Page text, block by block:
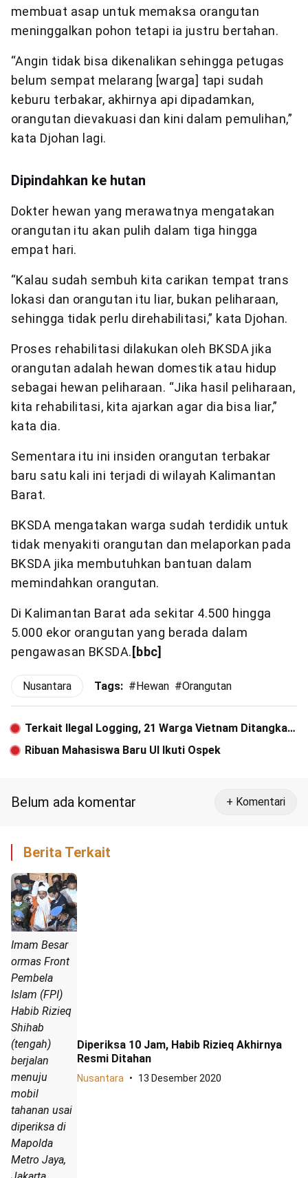
membuat asap untuk memaksa orangutan
meninggalkan pohon tetapi ia justru bertahan.
“Angin tidak bisa dikenalikan sehingga petugas
belum sempat melarang [warga] tapi sudah
keburu terbakar, akhirnya api dipadamkan,
orangutan dievakuasi dan kini dalam pemulihan,”
kata Djohan lagi.
Dipindahkan ke hutan
Dokter hewan yang merawatnya mengatakan
orangutan itu akan pulih dalam tiga hingga
empat hari.
“Kalau sudah sembuh kita carikan tempat trans
lokasi dan orangutan itu liar, bukan peliharaan,
sehingga tidak perlu direhabilitasi,” kata Djohan.
Proses rehabilitasi dilakukan oleh BKSDA jika
orangutan adalah hewan domestik atau hidup
sebagai hewan peliharaan. “Jika hasil peliharaan,
kita rehabilitasi, kita ajarkan agar dia bisa liar,”
kata dia.
Sementara itu ini insiden orangutan terbakar
baru satu kali ini terjadi di wilayah Kalimantan
Barat.
BKSDA mengatakan warga sudah terdidik untuk
tidak menyakiti orangutan dan melaporkan pada
BKSDA jika membutuhkan bantuan dalam
memindahkan orangutan.
Di Kalimantan Barat ada sekitar 4.500 hingga
5.000 ekor orangutan yang berada dalam
pengawasan BKSDA. [bbc]
Nusantara Tags: #Hewan #Orangutan
Terkait Ilegal Logging, 21 Warga Vietnam Ditangkap
di Aceh
Ribuan Mahasiswa Baru UI Ikuti Ospek
Belum ada komentar + Komentari
Berita Terkait
Imam Besar
ormas Front
Pembela
Islam (FPI)
Habib Rizieq
Shihab
(tengah)
berjalan
menuju
mobil
tahanan usai
diperiksa di
Mapolda
Metro Jaya,
Diperiksa 10 Jam, Habib Rizieq Akhirnya
Resmi Ditahan
Nusantara 13 Desember 2020